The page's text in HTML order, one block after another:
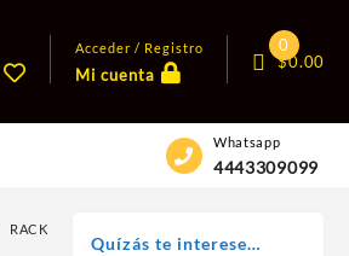
Acceder / Registro
Mi cuenta
0
$0.00
Whatsapp
4443309099
RACK
Quízás te interese…